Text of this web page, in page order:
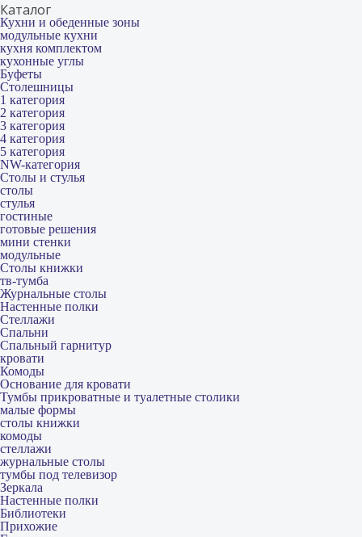
Каталог
Кухни и обеденные зоны
модульные кухни
кухня комплектом
кухонные углы
Буфеты
Столешницы
1 категория
2 категория
3 категория
4 категория
5 категория
NW-категория
Столы и стулья
столы
стулья
гостиные
готовые решения
мини стенки
модульные
Столы книжки
тв-тумба
Журнальные столы
Настенные полки
Стеллажи
Спальни
Спальный гарнитур
кровати
Комоды
Основание для кровати
Тумбы прикроватные и туалетные столики
малые формы
столы книжки
комоды
стеллажи
журнальные столы
тумбы под телевизор
Зеркала
Настенные полки
Библиотеки
Прихожие